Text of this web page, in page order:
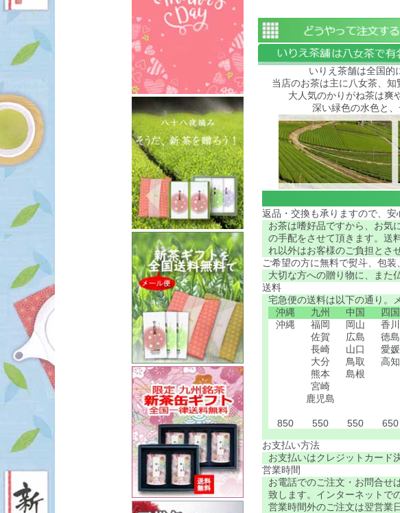
いりえ茶舗は全国的
当店のお茶は主に八女茶、
大人気のかりがね茶は爽
深い緑色の水色と
返品・交換も承りますので、
お茶は嗜好品ですから、お気
の手配をさせて頂きます。送
れ以外はお客様のご負担とさ
ご希望の方に無料で熨斗、包
大切な方への贈り物に、また
送料
宅急便の送料は以下の通り。
沖縄
九州 中国 四国
沖縄
福岡
佐賀
長崎
大分
熊本
宮崎
鹿児島
岡山
広島
山口
鳥取
島根
香川
徳島
愛媛
高知
850 550 550 650
お支払い方法
お支払いはクレジットカード
営業時間
お電話でのご注文・お問合せ
致します。インターネットで
営業時間外のご注文は翌営業